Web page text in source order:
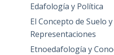
Edafología y Política
El Concepto de Suelo y
Representaciones
Etnoedafología y